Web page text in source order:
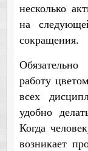
несколько
на
сокращения.
работу
всех
удобно
Когда
возникает